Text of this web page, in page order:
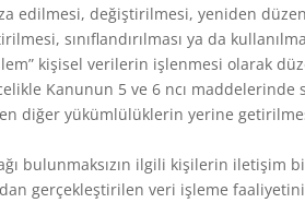
edilmesi, değiştirilmesi, yeniden
sınıflandırılması ya da
kişisel verilerin işlenmesi olarak
Kanunun 5 ve 6 ncı maddelerinde
diğer yükümlülüklerin yerine
bulunmaksızın ilgili kişilerin iletişim
gerçekleştirilen veri işleme